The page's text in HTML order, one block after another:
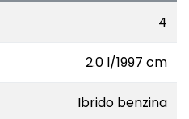
4
2.0 l/1997 cm
Ibrido benzina